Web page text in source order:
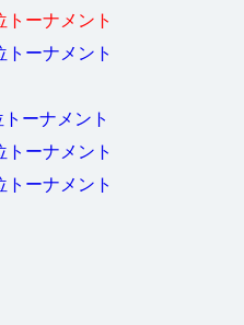
ーナメント
ーナメント
ーナメント
ーナメント
ーナメント